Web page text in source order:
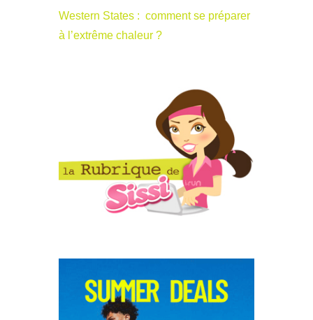
Western States : comment se préparer
à l’extrême chaleur ?